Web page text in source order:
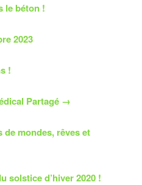
le béton !
2023
!
Partagé →
de mondes, rêves et
solstice d’hiver 2020 !